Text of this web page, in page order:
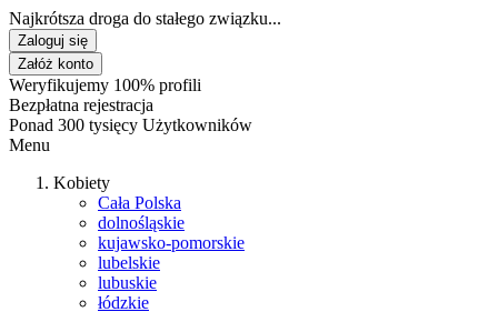
Najkrótsza droga do stałego związku...
Zaloguj się
Załóż konto
Weryfikujemy 100% profili
Bezpłatna rejestracja
Ponad 300 tysięcy Użytkowników
Menu
Kobiety
Cała Polska
dolnośląskie
kujawsko-pomorskie
lubelskie
lubuskie
łódzkie